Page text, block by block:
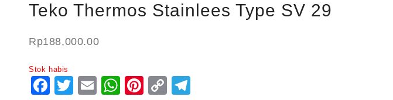
Teko Thermos Stainlees Type SV 29
Rp188,000.00
Stok habis
Facebook
Twitter
EmailWhatsApp
Pinterest
Copy